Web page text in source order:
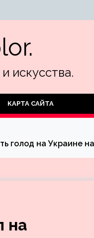
искусства.
КАРТА САЙТА
голод на Украине
на